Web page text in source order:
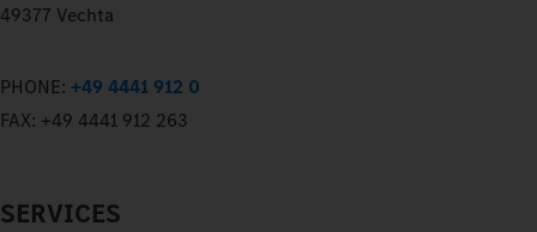
49377 Vechta
PHONE: +49 4441 912 0
FAX: +49 4441 912 263
SERVICES